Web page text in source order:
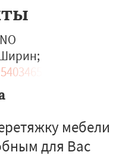
Ширин;
мебели
для Вас